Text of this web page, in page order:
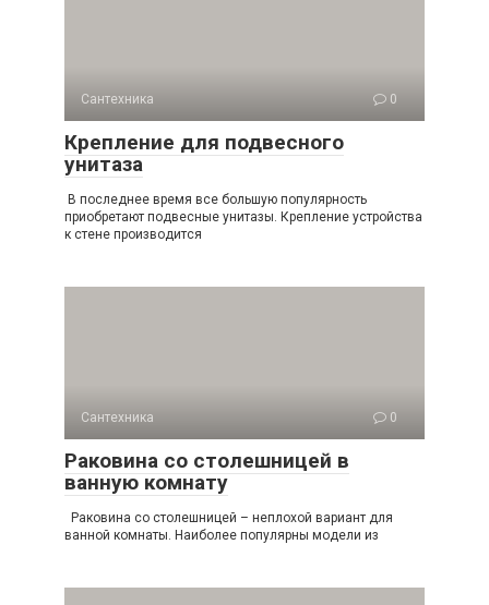
Сантехника 0
Крепление для подвесного
унитаза
В последнее время все большую популярность
приобретают подвесные унитазы. Крепление устройства
к стене производится
Сантехника 0
Раковина со столешницей в
ванную комнату
Раковина со столешницей – неплохой вариант для
ванной комнаты. Наиболее популярны модели из